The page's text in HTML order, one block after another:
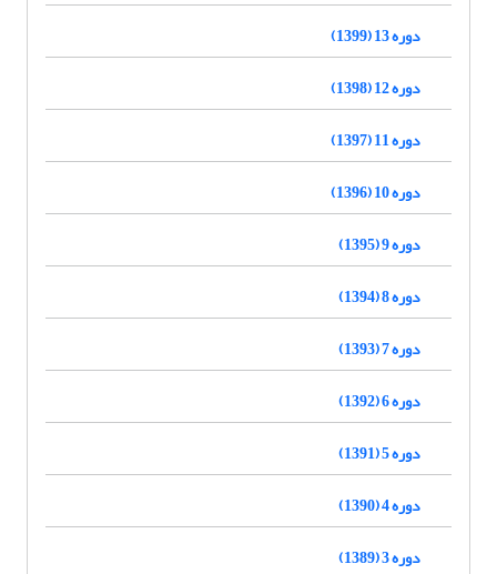
دوره 13 (1399)
دوره 12 (1398)
دوره 11 (1397)
دوره 10 (1396)
دوره 9 (1395)
دوره 8 (1394)
دوره 7 (1393)
دوره 6 (1392)
دوره 5 (1391)
دوره 4 (1390)
دوره 3 (1389)